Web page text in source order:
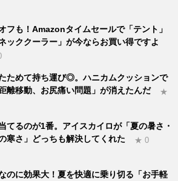
フも！Amazonタイムセールで「テント」
ッククーラー」が今ならお買い得ですよ
ためて持ち運び◎。ハニカムクッションで
距離移動、お尻痛い問題」が消えたんだ
★
てるのが1番。アイスカイロが「夏の暑さ・
寒さ」どっちも解決してくれた
★ 0
のに効果大！夏を快適に乗り切る「お手軽